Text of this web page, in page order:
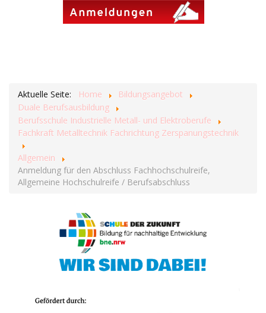
Aktuelle Seite: Home
Bildungsangebot
Duale Berufsausbildung
Berufsschule Industrielle Metall- und Elektroberufe
Fachkraft Metalltechnik Fachrichtung Zerspanungstechnik
Allgemein
Anmeldung für den Abschluss Fachhochschulreife,
Allgemeine Hochschulreife / Berufsabschluss